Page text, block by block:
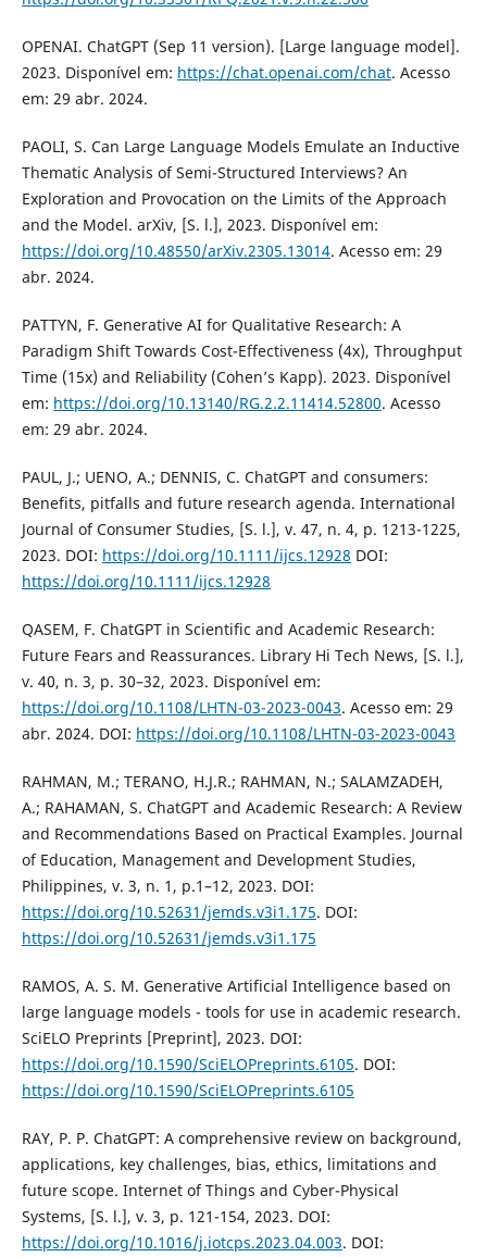
OPENAI. ChatGPT (Sep 11 version). [Large language model].
2023. Disponível em: https://chat.openai.com/chat. Acesso
em: 29 abr. 2024.
PAOLI, S. Can Large Language Models Emulate an Inductive
Thematic Analysis of Semi-Structured Interviews? An
Exploration and Provocation on the Limits of the Approach
and the Model. arXiv, [S. l.], 2023. Disponível em:
https://doi.org/10.48550/arXiv.2305.13014. Acesso em: 29
abr. 2024.
PATTYN, F. Generative AI for Qualitative Research: A
Paradigm Shift Towards Cost-Effectiveness (4x), Throughput
Time (15x) and Reliability (Cohen’s Kapp). 2023. Disponível
em: https://doi.org/10.13140/RG.2.2.11414.52800. Acesso
em: 29 abr. 2024.
PAUL, J.; UENO, A.; DENNIS, C. ChatGPT and consumers:
Benefits, pitfalls and future research agenda. International
Journal of Consumer Studies, [S. l.], v. 47, n. 4, p. 1213-1225,
2023. DOI: https://doi.org/10.1111/ijcs.12928 DOI:
https://doi.org/10.1111/ijcs.12928
QASEM, F. ChatGPT in Scientific and Academic Research:
Future Fears and Reassurances. Library Hi Tech News, [S. l.],
v. 40, n. 3, p. 30–32, 2023. Disponível em:
https://doi.org/10.1108/LHTN-03-2023-0043. Acesso em: 29
abr. 2024. DOI: https://doi.org/10.1108/LHTN-03-2023-0043
RAHMAN, M.; TERANO, H.J.R.; RAHMAN, N.; SALAMZADEH,
A.; RAHAMAN, S. ChatGPT and Academic Research: A Review
and Recommendations Based on Practical Examples. Journal
of Education, Management and Development Studies,
Philippines, v. 3, n. 1, p.1–12, 2023. DOI:
https://doi.org/10.52631/jemds.v3i1.175. DOI:
https://doi.org/10.52631/jemds.v3i1.175
RAMOS, A. S. M. Generative Artificial Intelligence based on
large language models - tools for use in academic research.
SciELO Preprints [Preprint], 2023. DOI:
https://doi.org/10.1590/SciELOPreprints.6105. DOI:
https://doi.org/10.1590/SciELOPreprints.6105
RAY, P. P. ChatGPT: A comprehensive review on background,
applications, key challenges, bias, ethics, limitations and
future scope. Internet of Things and Cyber-Physical
Systems, [S. l.], v. 3, p. 121-154, 2023. DOI:
https://doi.org/10.1016/j.iotcps.2023.04.003. DOI: